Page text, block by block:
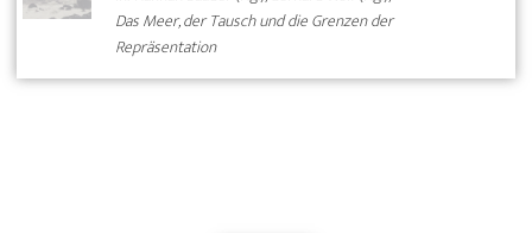
Das Meer, der Tausch und die Grenzen der
Repräsentation